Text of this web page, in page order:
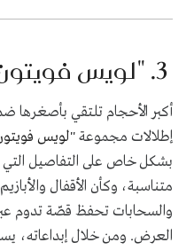
3. " لويس
أكبر الأحجام تلتقي بأصغرها
إطلالات مجموعة"لويس
بشكل خاص على التفاصيل التي
متناسبة، وكأن الأقفال
والسحابات تحفظ قصّة تدوم
العرض. ومن خلال إبداعاته،